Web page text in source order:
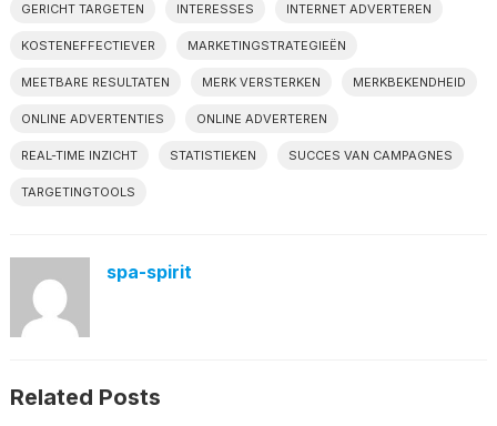
GERICHT TARGETEN INTERESSES INTERNET ADVERTEREN
KOSTENEFFECTIEVER MARKETINGSTRATEGIEËN
MEETBARE RESULTATEN MERK VERSTERKEN MERKBEKENDHEID
ONLINE ADVERTENTIES ONLINE ADVERTEREN
REAL-TIME INZICHT STATISTIEKEN SUCCES VAN CAMPAGNES
TARGETINGTOOLS
spa-spirit
Related Posts